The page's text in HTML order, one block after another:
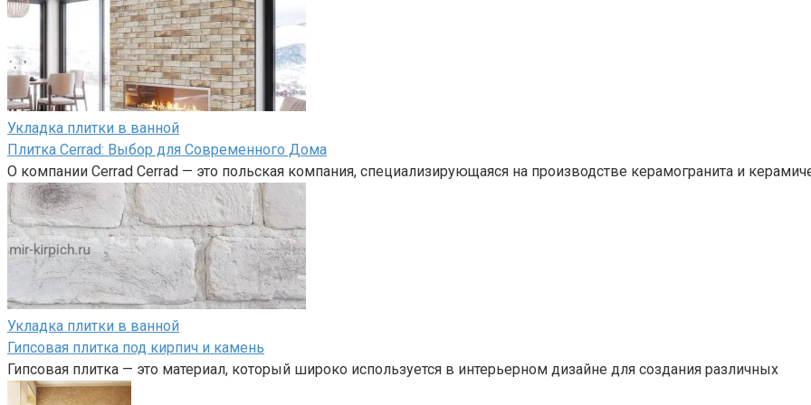
Укладка плитки в ванной
Плитка Cerrad: Выбор для Современного Дома
О компании Cerrad Cerrad — это польская компания, специализирующаяся на производстве керамогранита и
Укладка плитки в ванной
Гипсовая плитка под кирпич и камень
Гипсовая плитка — это материал, который широко используется в интерьерном дизайне для создания различных